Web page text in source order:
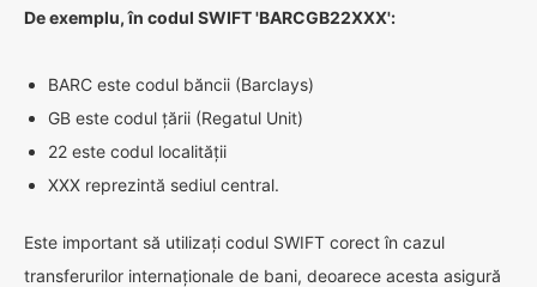
De exemplu, în codul SWIFT 'BARCGB22XXX':
BARC este codul băncii (Barclays)
GB este codul țării (Regatul Unit)
22 este codul localității
XXX reprezintă sediul central.
Este important să utilizați codul SWIFT corect în cazul
transferurilor internaționale de bani, deoarece acesta asigură